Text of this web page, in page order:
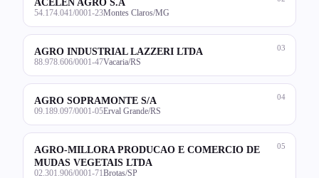
54.174.041/0001-23Montes Claros/MG
03
AGRO INDUSTRIAL LAZZERI LTDA
88.978.606/0001-47Vacaria/RS
04
AGRO SOPRAMONTE S/A
09.189.097/0001-05Erval Grande/RS
05
AGRO-MILLORA PRODUCAO E COMERCIO DE
MUDAS VEGETAIS LTDA
02.301.906/0001-71 Brotas/SP